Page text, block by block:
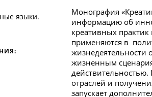
языки.
Монография
информацию об
креативных
применяются в
жизнедеятельности
жизненным
отраслей и
запускает